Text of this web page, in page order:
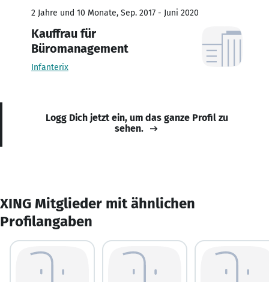
2 Jahre und 10 Monate, Sep. 2017 - Juni 2020
Kauffrau für
Büromanagement
Infanterix
Logg Dich jetzt ein, um das ganze Profil zu
sehen.
XING Mitglieder mit ähnlichen
Profilangaben